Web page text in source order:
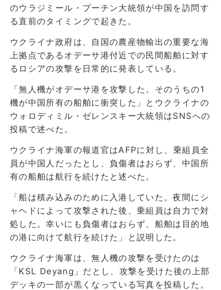
のウラジミール・プーチン大統領が中国を訪問す
る直前のタイミングで起きた。
ウクライナ政府は、自国の農産物輸出の重要な海
上拠点であるオデーサ港付近での民間船舶に対す
るロシアの攻撃を日常的に発表している。
「無人機がオデーサ港を攻撃した。そのうちの1
機が中国所有の船舶に衝突した」とウクライナの
ウォロディミル・ゼレンスキー大統領はSNSへの
投稿で述べた。
ウクライナ海軍の報道官はAFPに対し、乗組員全
員が中国人だったとし、負傷者はおらず、中国所
有の船舶は航行を続けたと述べた。
「船は積み込みのために入港していた。夜間にシ
ャヘドによって攻撃された後、乗組員は自力で対
処した。幸いにも負傷者はおらず、船舶は目的地
の港に向けて航行を続けた」と説明した。
ウクライナ海軍は、無人機の攻撃を受けたのは
「KSL Deyang」だとし、攻撃を受けた後の上部
デッキの一部が黒くなっている写真を投稿した。